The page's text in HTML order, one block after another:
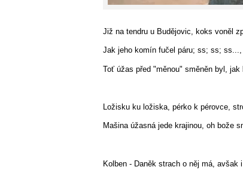
Již na tendru u Budějovic, koks voněl
Jak jeho komín fučel páru; ss; ss; ss...,
Toť úžas před "měnou" směněn byl, jak
Ložisku ku ložiska, pérko k pérovce,
Mašina úžasná jede krajinou, oh bože
Kolben - Daněk strach o něj má,